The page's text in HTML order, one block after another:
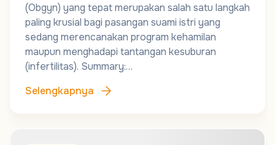
(Obgyn) yang tepat merupakan salah satu langkah
paling krusial bagi pasangan suami istri yang
sedang merencanakan program kehamilan
maupun menghadapi tantangan kesuburan
(infertilitas). Summary:…
Selengkapnya